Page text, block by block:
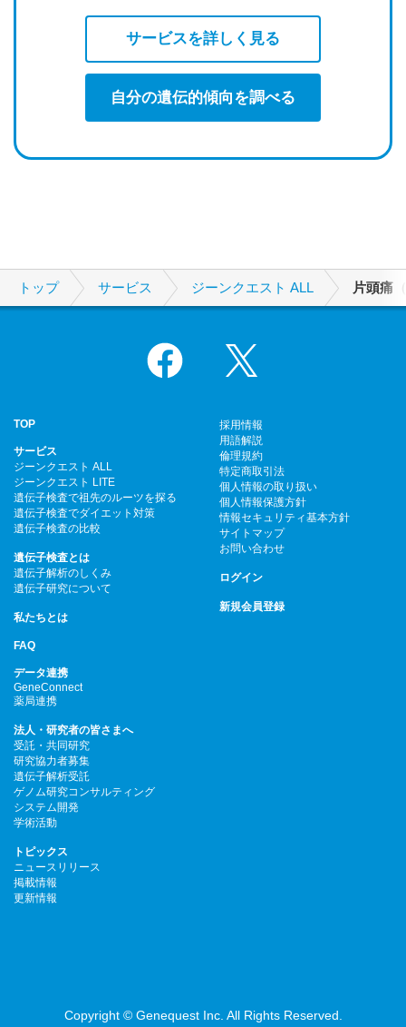
サービスを詳しく見る
自分の遺伝的傾向を調べる
トップ サービス ジーンクエスト ALL 片頭痛
Facebook
TOP
サービス
ジーンクエスト ALL
ジーンクエスト LITE
遺伝子検査で祖先のルーツを探る
遺伝子検査でダイエット対策
遺伝子検査の比較
遺伝子検査とは
遺伝子解析のしくみ
遺伝子研究について
私たちとは
FAQ
データ連携
GeneConnect
薬局連携
法人・研究者の皆さまへ
受託・共同研究
研究協力者募集
遺伝子解析受託
ゲノム研究コンサルティング
システム開発
学術活動
トピックス
ニュースリリース
掲載情報
更新情報
採用情報
用語解説
倫理規約
特定商取引法
個人情報の取り扱い
個人情報保護方針
情報セキュリティ基本方針
サイトマップ
お問い合わせ
ログイン
新規会員登録
Copyright © Genequest Inc. All Rights Reserved.